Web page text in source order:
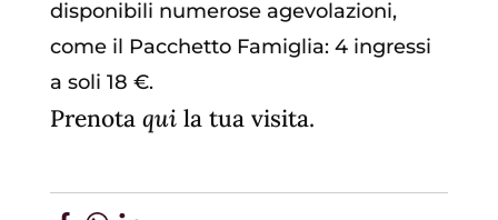
disponibili numerose agevolazioni,
come il Pacchetto Famiglia: 4 ingressi
a soli 18 €.
Prenota quila tua visita.